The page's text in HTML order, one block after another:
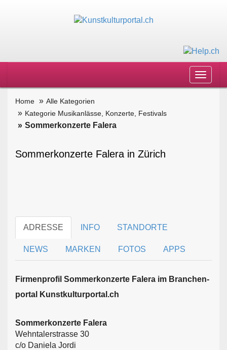
Toggle
Home
Alle Kategorien
Kategorie Musikanlässe, Konzerte, Festivals
Sommerkonzerte Falera
Sommerkonzerte Falera in Zürich
ADRESSE INFO STANDORTE
NEWS MARKEN FOTOS APPS
Firmen­profil Sommerkonzerte Falera im Branchen­
portal Kunstkulturportal.ch
Sommerkonzerte Falera
Wehntalerstrasse 30
c/o Daniela Jordi